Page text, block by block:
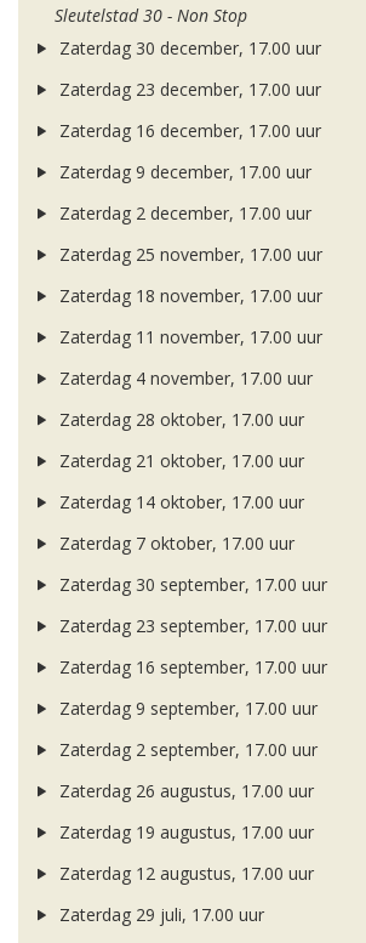
Sleutelstad 30 - Non Stop
Zaterdag 30 december, 17.00 uur
Zaterdag 23 december, 17.00 uur
Zaterdag 16 december, 17.00 uur
Zaterdag 9 december, 17.00 uur
Zaterdag 2 december, 17.00 uur
Zaterdag 25 november, 17.00 uur
Zaterdag 18 november, 17.00 uur
Zaterdag 11 november, 17.00 uur
Zaterdag 4 november, 17.00 uur
Zaterdag 28 oktober, 17.00 uur
Zaterdag 21 oktober, 17.00 uur
Zaterdag 14 oktober, 17.00 uur
Zaterdag 7 oktober, 17.00 uur
Zaterdag 30 september, 17.00 uur
Zaterdag 23 september, 17.00 uur
Zaterdag 16 september, 17.00 uur
Zaterdag 9 september, 17.00 uur
Zaterdag 2 september, 17.00 uur
Zaterdag 26 augustus, 17.00 uur
Zaterdag 19 augustus, 17.00 uur
Zaterdag 12 augustus, 17.00 uur
Zaterdag 29 juli, 17.00 uur